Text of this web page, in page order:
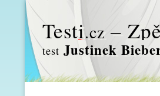
Testi.cz –
test Justinek